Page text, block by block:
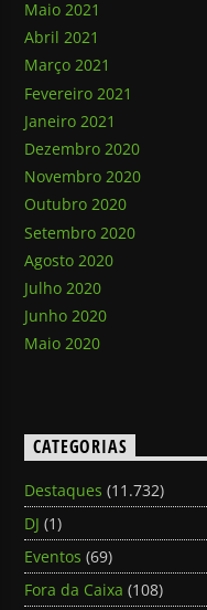
Maio 2021
Abril 2021
Março 2021
Fevereiro 2021
Janeiro 2021
Dezembro 2020
Novembro 2020
Outubro 2020
Setembro 2020
Agosto 2020
Julho 2020
Junho 2020
Maio 2020
CATEGORIAS
Destaques (11.732)
DJ (1)
Eventos (69)
Fora da Caixa (108)